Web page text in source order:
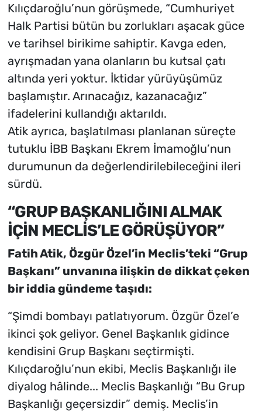
Kılıçdaroğlu’nun görüşmede, “Cumhuriyet
Halk Partisi bütün bu zorlukları aşacak güce
ve tarihsel birikime sahiptir. Kavga eden,
ayrışmadan yana olanların bu kutsal çatı
altında yeri yoktur. İktidar yürüyüşümüz
başlamıştır. Arınacağız, kazanacağız”
ifadelerini kullandığı aktarıldı.
Atik ayrıca, başlatılması planlanan süreçte
tutuklu İBB Başkanı Ekrem İmamoğlu’nun
durumunun da değerlendirilebileceğini ileri
sürdü.
“GRUP BAŞKANLIĞINI ALMAK
İÇİN MECLİS’LE GÖRÜŞÜYOR”
Fatih Atik, Özgür Özel’in Meclis’teki “Grup
Başkanı” unvanına ilişkin de dikkat çeken
bir iddia gündeme taşıdı:
“Şimdi bombayı patlatıyorum. Özgür Özel’e
ikinci şok geliyor. Genel Başkanlık gidince
kendisini Grup Başkanı seçtirmişti.
Kılıçdaroğlu’nun ekibi, Meclis Başkanlığı ile
diyalog hâlinde... Meclis Başkanlığı “Bu Grup
Başkanlığı geçersizdir” demiş. Meclis’in